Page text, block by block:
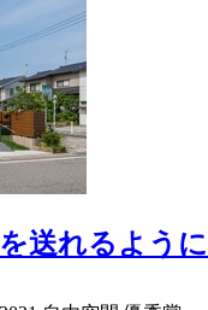
送れるように